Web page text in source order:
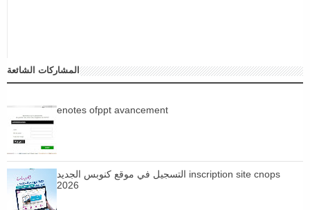
المشاركات الشائعة
enotes ofppt avancement
التسجيل في موقع كنوبس الجديد inscription site cnops
2026